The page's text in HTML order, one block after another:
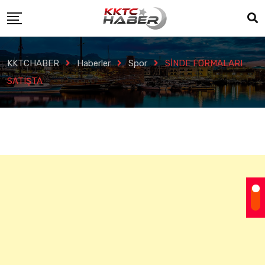
KKTCHABER Haberler Spor
SİNDE FORMALARI
SATIŞTA